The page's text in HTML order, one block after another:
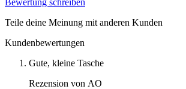
Teile deine Meinung mit anderen Kunden
Kundenbewertungen
Gute, kleine Tasche
Rezension von AO